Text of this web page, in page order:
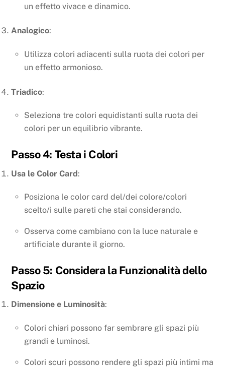
un effetto vivace e dinamico.
Analogico:
Utilizza colori adiacenti sulla ruota dei colori per
un effetto armonioso.
Triadico:
Seleziona tre colori equidistanti sulla ruota dei
colori per un equilibrio vibrante.
Passo 4: Testa i Colori
Usa le Color Card:
Posiziona le color card del/dei colore/colori
scelto/i sulle pareti che stai considerando.
Osserva come cambiano con la luce naturale e
artificiale durante il giorno.
Passo 5: Considera la Funzionalità dello
Spazio
Dimensione e Luminosità:
Colori chiari possono far sembrare gli spazi più
grandi e luminosi.
Colori scuri possono rendere gli spazi più intimi ma